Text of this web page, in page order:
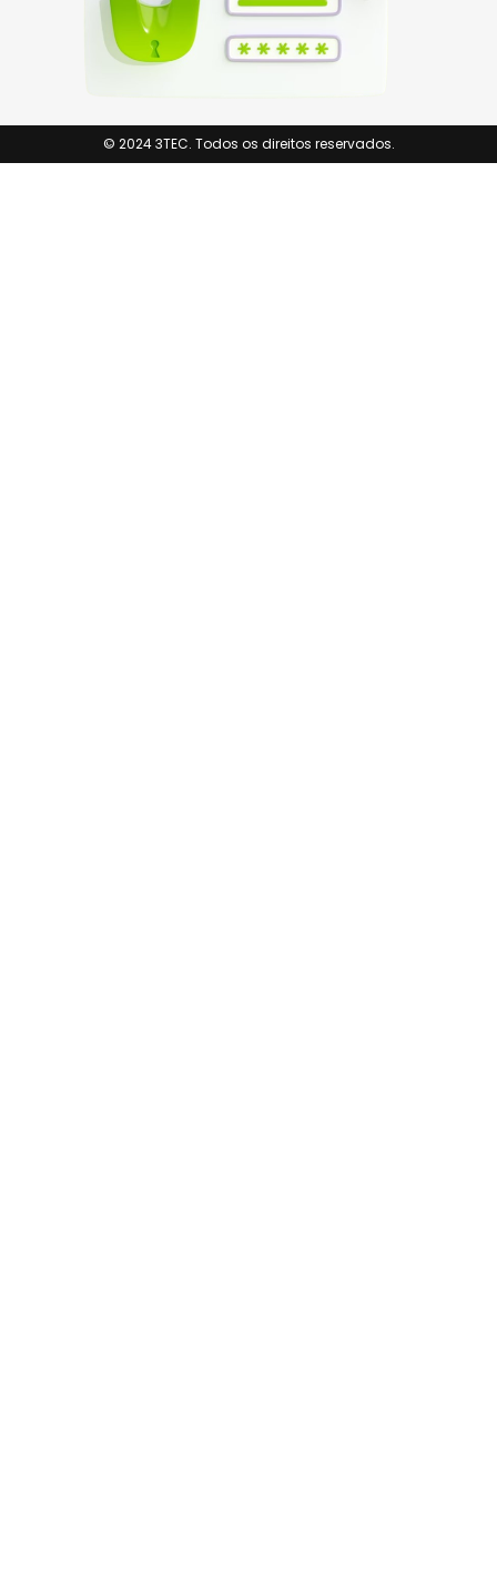
© 2024 3TEC. Todos os direitos reservados.